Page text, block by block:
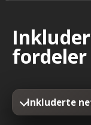
fordeler
Inkluderte